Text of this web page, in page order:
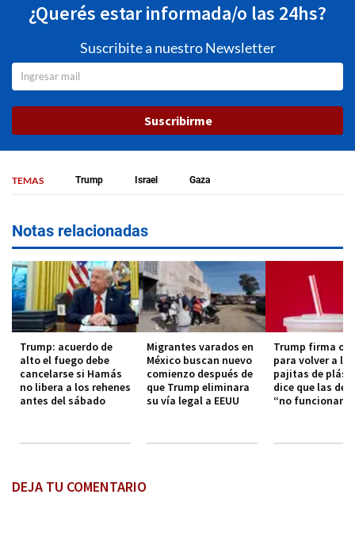
¿Querés estar informada/o las 24hs?
Suscribite a nuestro Newsletter
Suscribirme
TEMAS Trump Israel Gaza
Notas relacionadas
Trump: acuerdo de
alto el fuego debe
cancelarse si Hamás
no libera a los rehenes
antes del sábado
Migrantes varados en
México buscan nuevo
comienzo después de
que Trump eliminara
su vía legal a EEUU
Trump firma
para volver a las
pajitas de
dice que las de
“no funcionan”
DEJA TU COMENTARIO